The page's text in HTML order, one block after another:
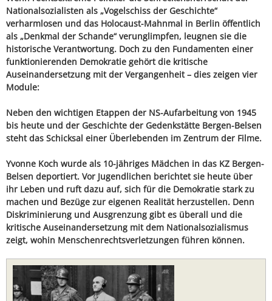
Nationalsozialisten als „Vogelschiss der Geschichte“
verharmlosen und das Holocaust-Mahnmal in Berlin öffentlich
als „Denkmal der Schande“ verunglimpfen, leugnen sie die
historische Verantwortung. Doch zu den Fundamenten einer
funktionierenden Demokratie gehört die kritische
Auseinandersetzung mit der Vergangenheit – dies zeigen vier
Module:
Neben den wichtigen Etappen der NS-Aufarbeitung von 1945
bis heute und der Geschichte der Gedenkstätte Bergen-Belsen
steht das Schicksal einer Überlebenden im Zentrum der Filme.
Yvonne Koch wurde als 10-jähriges Mädchen in das KZ Bergen-
Belsen deportiert. Vor Jugendlichen berichtet sie heute über
ihr Leben und ruft dazu auf, sich für die Demokratie stark zu
machen und Bezüge zur eigenen Realität herzustellen. Denn
Diskriminierung und Ausgrenzung gibt es überall und die
kritische Auseinandersetzung mit dem Nationalsozialismus
zeigt, wohin Menschenrechtsverletzungen führen können.